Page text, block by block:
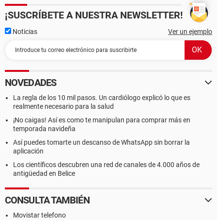
¡SUSCRÍBETE A NUESTRA NEWSLETTER!
Noticias Ver un ejemplo
NOVEDADES
La regla de los 10 mil pasos. Un cardiólogo explicó lo que es
realmente necesario para la salud
¡No caigas! Así es como te manipulan para comprar más en
temporada navideña
Así puedes tomarte un descanso de WhatsApp sin borrar la
aplicación
Los científicos descubren una red de canales de 4.000 años de
antigüedad en Belice
CONSULTA TAMBIÉN
Movistar telefono